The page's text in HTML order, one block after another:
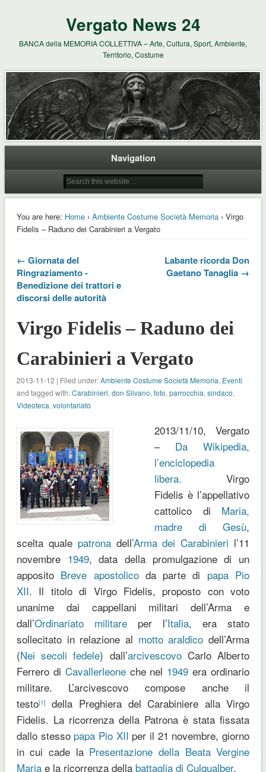
Vergato News 24
BANCA della MEMORIA COLLETTIVA – Arte, Cultura, Sport, Ambiente,
Territorio, Costume
Navigation
You are here: Home› Ambiente Costume Società Memoria› Virgo
Fidelis – Raduno dei Carabinieri a Vergato
← Giornata del
Ringraziamento -
Benedizione dei trattori e
discorsi delle autorità
Labante ricorda Don
Gaetano Tanaglia →
Virgo Fidelis – Raduno dei
Carabinieri a Vergato
2013-11-12 | Filed under:Ambiente Costume Società Memoria, Eventi
and tagged with:Carabinieri, don Silvano, foto, parrocchia, sindaco,
Videoteca, volontariato
2013/11/10, Vergato
–Da Wikipedia,
l’enciclopedia
libera.
Virgo
Fidelis è l’appellativo
cattolico di Maria,
madre di Gesù,
scelta quale patronadell’Arma dei Carabinieri l’11
novembre 1949, data della promulgazione di un
apposito Breve apostolicoda parte di papa Pio
XII. Il titolo di Virgo Fidelis, proposto con voto
unanime dai cappellani militari dell’Arma e
dall’Ordinariato militareper l’Italia, era stato
sollecitato in relazione al motto araldico dell’Arma
(Nei secoli fedele) dall’arcivescovoCarlo Alberto
Ferrero di Cavallerleoneche nel 1949 era ordinario
militare. L’arcivescovo compose anche il
testo[1] della Preghiera del Carabiniere allaVirgo
Fidelis. La ricorrenza della Patrona è stata fissata
dallo stesso papa Pio XII per il 21 novembre, giorno
in cui cade la Presentazione della Beata Vergine
Mariae la ricorrenza della battaglia di Culqualber.